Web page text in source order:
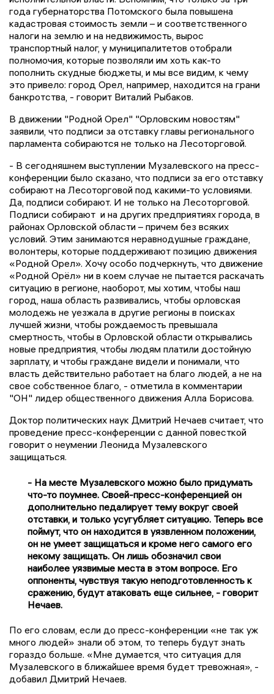
года губернаторства Потомского была повышена
кадастровая стоимость земли – и соответственного
налоги на землю и на недвижимость, вырос
транспортный налог, у муниципалитетов отобрали
полномочия, которые позволяли им хоть как-то
пополнить скудные бюджеты, и мы все видим, к чему
это привело: город Орел, например, находится на грани
банкротства, - говорит Виталий Рыбаков.
В движении "Родной Орел" "Орловским новостям"
заявили, что подписи за отставку главы регионального
парламента собираются не только на Лесоторговой.
- В сегодняшнем выступлении Музалевского на пресс-
конференции было сказано, что подписи за его отставку
собирают на Лесоторговой под какими-то условиями.
Да, подписи собирают. И не только на Лесоторговой.
Подписи собирают и на других предприятиях города, в
районах Орловской области – причем без всяких
условий. Этим занимаются неравнодушные граждане,
волонтеры, которые поддерживают позицию движения
«Родной Орел». Хочу особо подчеркнуть, что движение
«Родной Орёл» ни в коем случае не пытается раскачать
ситуацию в регионе, наоборот, мы хотим, чтобы наш
город, наша область развивались, чтобы орловская
молодежь не уезжала в другие регионы в поисках
лучшей жизни, чтобы рождаемость превышала
смертность, чтобы в Орловской области открывались
новые предприятия, чтобы людям платили достойную
зарплату, и чтобы граждане видели и понимали, что
власть действительно работает на благо людей, а не на
свое собственное благо, - отметила в комментарии
"ОН" лидер общественного движения Алла Борисова.
Доктор политических наук Дмитрий Нечаев считает, что
проведение пресс-конференции с данной повесткой
говорит о неумении Леонида Музалевского
защищаться.
- На месте Музалевского можно было придумать
что-то поумнее. Своей-пресс-конференцией он
дополнительно педалирует тему вокруг своей
отставки, и только усугубляет ситуацию. Теперь все
поймут, что он находится в уязвленном положении,
он не умеет защищаться и кроме него самого его
некому защищать. Он лишь обозначил свои
наиболее уязвимые места в этом вопросе. Его
оппоненты, чувствуя такую неподготовленность к
сражению, будут атаковать еще сильнее, - говорит
Нечаев.
По его словам, если до пресс-конференции «не так уж
много людей» знали об этом, то теперь будут знать
гораздо больше. «Мне думается, что ситуация для
Музалевского в ближайшее время будет тревожная», -
добавил Дмитрий Нечаев.